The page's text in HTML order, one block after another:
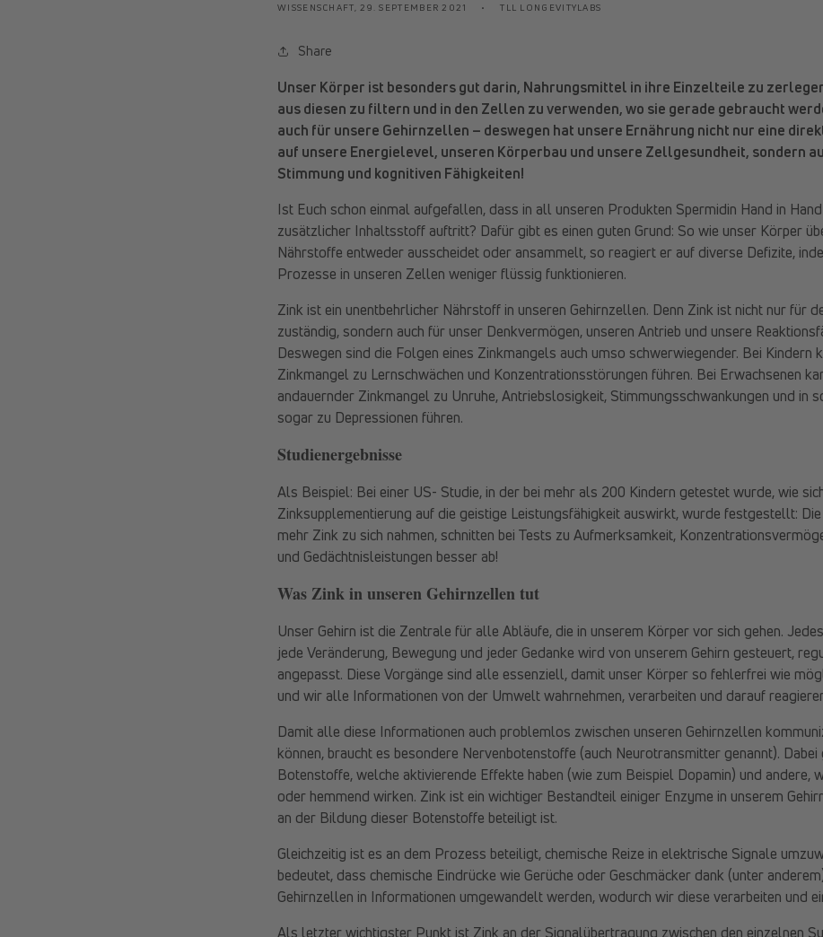
WISSENSCHAFT, 29. SEPTEMBER 2021 TLL LONGEVITYLABS
Share
Unser Körper ist besonders gut darin, Nahrungsmittel in ihre Einzelteile zu
aus diesen zu filtern und in den Zellen zu verwenden, wo sie gerade gebraucht
auch für unsere Gehirnzellen – deswegen hat unsere Ernährung nicht nur eine
auf unsere Energielevel, unseren Körperbau und unsere Zellgesundheit, sondern
Stimmung und kognitiven Fähigkeiten!
Ist Euch schon einmal aufgefallen, dass in all unseren Produkten Spermidin Hand in
zusätzlicher Inhaltsstoff auftritt? Dafür gibt es einen guten Grund: So wie unser Körper
Nährstoffe entweder ausscheidet oder ansammelt, so reagiert er auf diverse Defizite,
Prozesse in unseren Zellen weniger flüssig funktionieren.
Zink ist ein unentbehrlicher Nährstoff in unseren Gehirnzellen. Denn Zink ist nicht nur für
zuständig, sondern auch für unser Denkvermögen, unseren Antrieb und unsere
Deswegen sind die Folgen eines Zinkmangels auch umso schwerwiegender. Bei Kindern
Zinkmangel zu Lernschwächen und Konzentrationsstörungen führen. Bei Erwachsenen
andauernder Zinkmangel zu Unruhe, Antriebslosigkeit, Stimmungsschwankungen und in
sogar zu Depressionen führen.
Studienergebnisse
Als Beispiel: Bei einer US- Studie, in der bei mehr als 200 Kindern getestet wurde, wie
Zinksupplementierung auf die geistige Leistungsfähigkeit auswirkt, wurde festgestellt:
mehr Zink zu sich nahmen, schnitten bei Tests zu Aufmerksamkeit,
und Gedächtnisleistungen besser ab!
Was Zink in unseren Gehirnzellen tut
Unser Gehirn ist die Zentrale für alle Abläufe, die in unserem Körper vor sich gehen.
jede Veränderung, Bewegung und jeder Gedanke wird von unserem Gehirn gesteuert,
angepasst. Diese Vorgänge sind alle essenziell, damit unser Körper so fehlerfrei wie
und wir alle Informationen von der Umwelt wahrnehmen, verarbeiten und darauf
Damit alle diese Informationen auch problemlos zwischen unseren Gehirnzellen
können, braucht es besondere Nervenbotenstoffe (auch Neurotransmitter genannt). Dabei
Botenstoffe, welche aktivierende Effekte haben (wie zum Beispiel Dopamin) und andere,
oder hemmend wirken. Zink ist ein wichtiger Bestandteil einiger Enzyme in unserem
an der Bildung dieser Botenstoffe beteiligt ist.
Gleichzeitig ist es an dem Prozess beteiligt, chemische Reize in elektrische Signale
bedeutet, dass chemische Eindrücke wie Gerüche oder Geschmäcker dank (unter
Gehirnzellen in Informationen umgewandelt werden, wodurch wir diese verarbeiten und
Als letzter wichtigster Punkt ist Zink an der Signalübertragung zwischen den einzelnen